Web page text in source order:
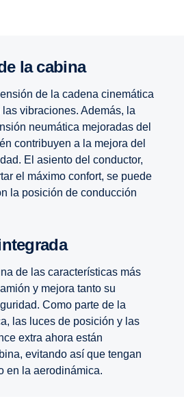
la cabina
de la cadena cinemática
vibraciones. Además, la
neumática mejoradas del
contribuyen a la mejora del
El asiento del conductor,
el máximo confort, se puede
la posición de conducción
de las características más
y mejora tanto su
Como parte de la
las luces de posición y las
extra ahora están
evitando así que tengan
en la aerodinámica.